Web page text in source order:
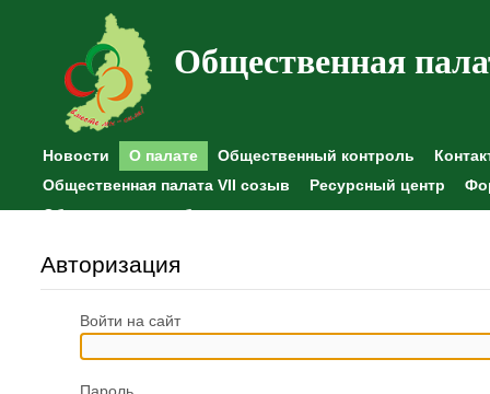
Общественная
Новости О палате Общественный контроль
Общественная палата VII созыв
Ресурсный центр
Общественные наблюдения
Авторизация
Войти на сайт
Пароль